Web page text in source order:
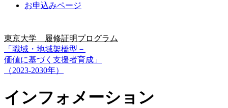
お申込みページ
東京大学 履修証明プログラム
「職域・地域架橋型－
価値に基づく支援者育成」
（2023-2030年）
インフォメーション